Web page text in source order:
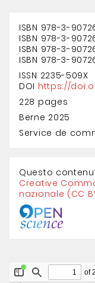
ISBN 978-3-
ISBN 978-3-
ISBN 978-3-
ISBN 978-3-
ISSN 2235-509X
DOI https://
228 pages
Berne 2025
Service de
Questo
Creative
nazionale (CC